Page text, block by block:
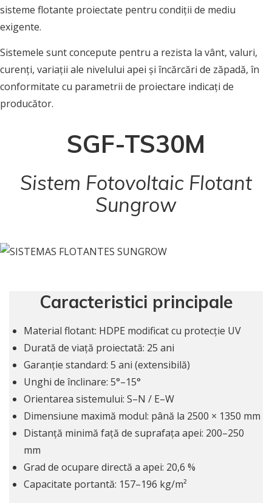
sisteme flotante proiectate pentru condiții de mediu
exigente.
Sistemele sunt concepute pentru a rezista la vânt, valuri,
curenți, variații ale nivelului apei și încărcări de zăpadă, în
conformitate cu parametrii de proiectare indicați de
producător.
SGF-TS30M
Sistem Fotovoltaic Flotant
Sungrow
Caracteristici principale
Material flotant: HDPE modificat cu protecție UV
Durată de viață proiectată: 25 ani
Garanție standard: 5 ani (extensibilă)
Unghi de înclinare: 5°–15°
Orientarea sistemului: S–N / E–W
Dimensiune maximă modul: până la 2500 × 1350 mm
Distanță minimă față de suprafața apei: 200–250
mm
Grad de ocupare directă a apei: 20,6 %
Capacitate portantă: 157–196 kg/m²